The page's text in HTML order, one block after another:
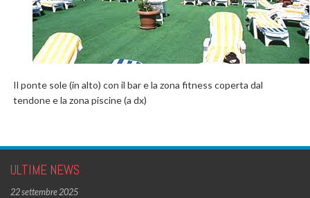
Il ponte sole (in alto) con il bar e la zona fitness coperta dal
tendone e la zona piscine (a dx)
ULTIME NEWS
22 settembre 2025